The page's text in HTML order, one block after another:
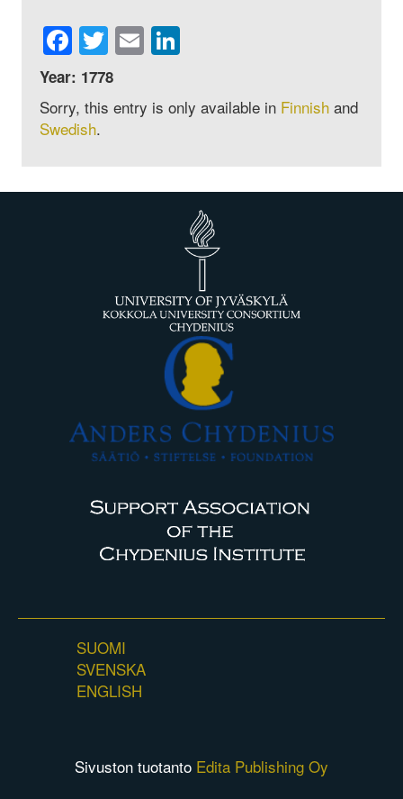
Facebook
Twitter
EmailLinkedIn
Year: 1778
Sorry, this entry is only available in Finnishand
Swedish.
SUOMI
SVENSKA
ENGLISH
Sivuston tuotanto Edita Publishing Oy